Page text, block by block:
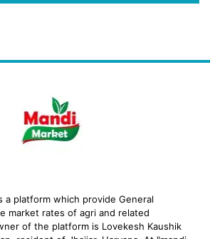
a platform which provide General
market rates of agri and related
of the platform is Lovekesh Kaushik